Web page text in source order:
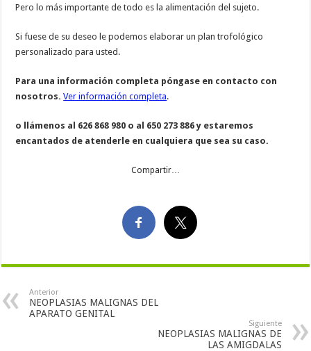
Pero lo más importante de todo es la alimentación del sujeto.
Si fuese de su deseo le podemos elaborar un plan trofológico
personalizado para usted.
Para una información completa póngase en contacto con
nosotros.Ver información completa.
o llámenos al 626 868 980 o al 650 273 886 y estaremos
encantados de atenderle en cualquiera que sea su caso.
Compartir…
Anterior
NEOPLASIAS MALIGNAS DEL
APARATO GENITAL
Siguiente
NEOPLASIAS MALIGNAS DE
LAS AMIGDALAS